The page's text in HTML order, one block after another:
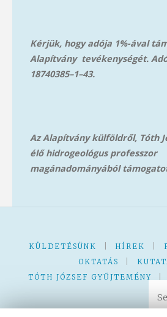
Kérjük, hogy adója 1%-ával
Alapítvány tevékenységét.
18740385–1–43.
Az Alapítvány külföldről, Tóth
élő hidrogeológus professzor
magánadományából támog
KÜLDETÉSÜNK HÍREK
OKTATÁS
TÓTH JÓZSEF GYŰJTEMÉNY